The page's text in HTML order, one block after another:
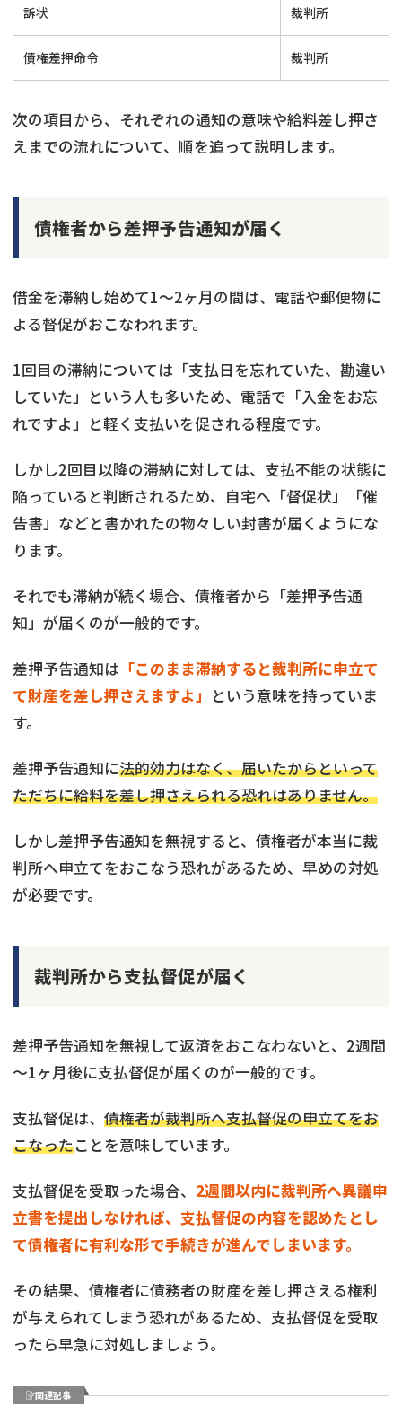
訴状 裁判所
債権差押命令 裁判所
次の項目から、それぞれの通知の意味や給料差し押さ
えまでの流れについて、順を追って説明します。
債権者から差押予告通知が届く
借金を滞納し始めて1～2ヶ月の間は、電話や郵便物に
よる督促がおこなわれます。
1回目の滞納については「支払日を忘れていた、勘違い
していた」という人も多いため、電話で「入金をお忘
れですよ」と軽く支払いを促される程度です。
しかし2回目以降の滞納に対しては、支払不能の状態に
陥っていると判断されるため、自宅へ「督促状」「催
告書」などと書かれたの物々しい封書が届くようにな
ります。
それでも滞納が続く場合、債権者から「差押予告通
知」が届くのが一般的です。
差押予告通知は 「このまま滞納すると裁判所に申立て
て財産を差し押さえますよ」 という意味を持っていま
す。
差押予告通知に法的効力はなく、届いたからといって
ただちに給料を差し押さえられる恐れはありません。
しかし差押予告通知を無視すると、債権者が本当に裁
判所へ申立てをおこなう恐れがあるため、早めの対処
が必要です。
裁判所から支払督促が届く
差押予告通知を無視して返済をおこなわないと、2週間
～1ヶ月後に支払督促が届くのが一般的です。
支払督促は、 債権者が裁判所へ支払督促の申立てをお
こなったことを意味しています。
支払督促を受取った場合、 2週間以内に裁判所へ異議申
立書を提出しなければ、支払督促の内容を認めたとし
て債権者に有利な形で手続きが進んでしまいます。
その結果、債権者に債務者の財産を差し押さえる権利
が与えられてしまう恐れがあるため、支払督促を受取
ったら早急に対処しましょう。
関連記事